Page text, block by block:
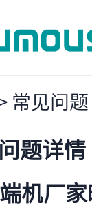
常见问题
问题详情
机厂